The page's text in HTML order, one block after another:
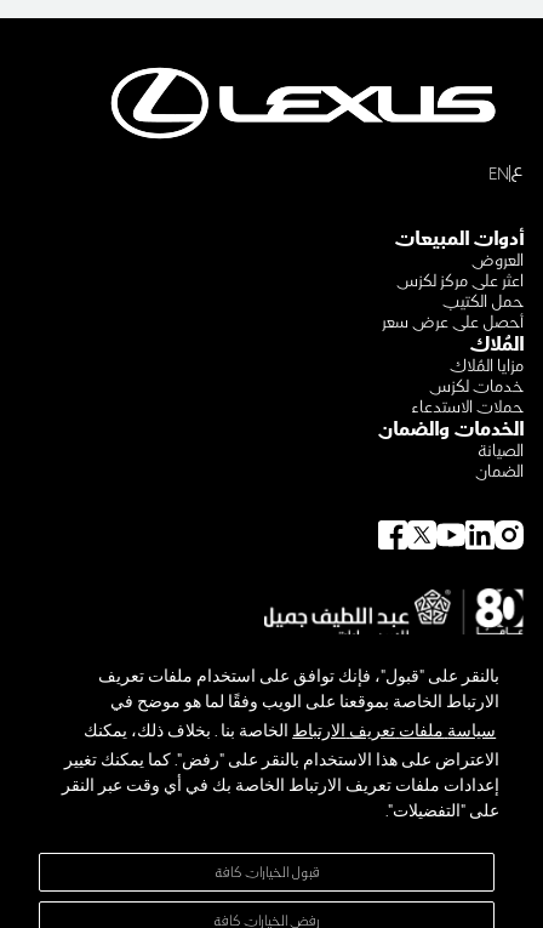
بالنقر على "قبول"، فإنك توافق على استخدام ملفات تعريف
الارتباط الخاصة بموقعنا على الويب وفقًا لما هو موضح في
سياسة ملفات تعريف الارتباط الخاصة بنا . بخلاف ذلك، يمكنك
الاعتراض على هذا الاستخدام بالنقر على "رفض". كما يمكنك تغيير
إعدادات ملفات تعريف الارتباط الخاصة بك في أي وقت عبر النقر
على "التفضيلات".
قبول الخيارات كافة
رفض الخيارات كافة
ع EN
أدوات المبيعات
العروض
اعثر على مركز لكزس
حمل الكتيب
أحصل على عرض سعر
المُلاك
مزايا المُلاك
خدمات لكزس
حملات الاستدعاء
الخدمات والضمان
الصيانة
الضمان
حول لكزس
توجه لكزس البيئي
المعرض والأخبار
تواصل معنا
خريطة الموقع
إدارة التفضيلات